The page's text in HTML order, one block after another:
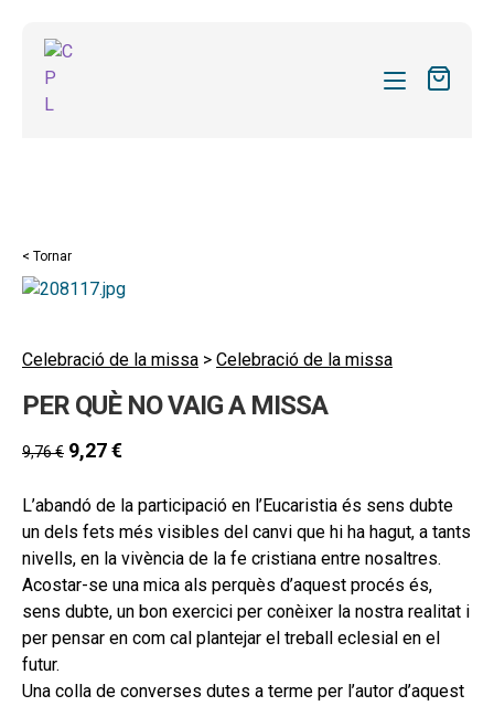
REVISTES
FORMES
EL MEU COMPTE
CERCAR
CAT
ESP
< Tornar
Celebració de la missa > Celebració de la missa
PER QUÈ NO VAIG A MISSA
9,76€ 9,27€
L’abandó de la participació en l’Eucaristia és sens dubte
un dels fets més visibles del canvi que hi ha hagut, a tants
nivells, en la vivència de la fe cristiana entre nosaltres.
Acostar-se una mica als perquès d’aquest procés és,
sens dubte, un bon exercici per conèixer la nostra realitat i
per pensar en com cal plantejar el treball eclesial en el
futur.
Una colla de converses dutes a terme per l’autor d’aquest